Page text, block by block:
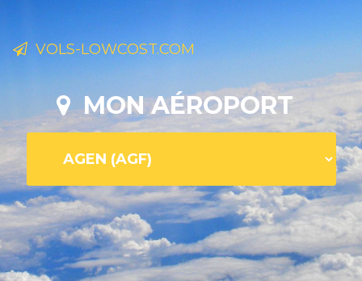
VOLS-LOWCOST.COM
MON AÉROPORT